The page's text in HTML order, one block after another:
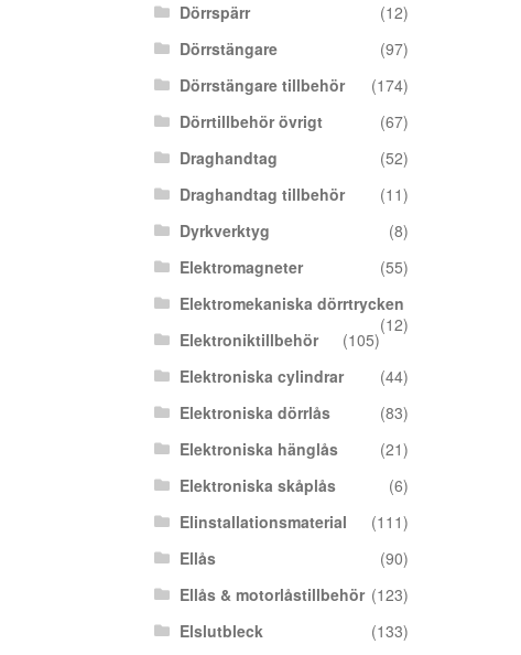
Dörrspärr
(12)
Dörrstängare
(97)
Dörrstängare tillbehör
(174)
Dörrtillbehör övrigt
(67)
Draghandtag
(52)
Draghandtag tillbehör
(11)
Dyrkverktyg
(8)
Elektromagneter
(55)
Elektromekaniska dörrtrycken
(12)
Elektroniktillbehör
(105)
Elektroniska cylindrar
(44)
Elektroniska dörrlås
(83)
Elektroniska hänglås
(21)
Elektroniska skåplås
(6)
Elinstallationsmaterial
(111)
Ellås
(90)
Ellås & motorlåstillbehör (123)
Elslutbleck
(133)